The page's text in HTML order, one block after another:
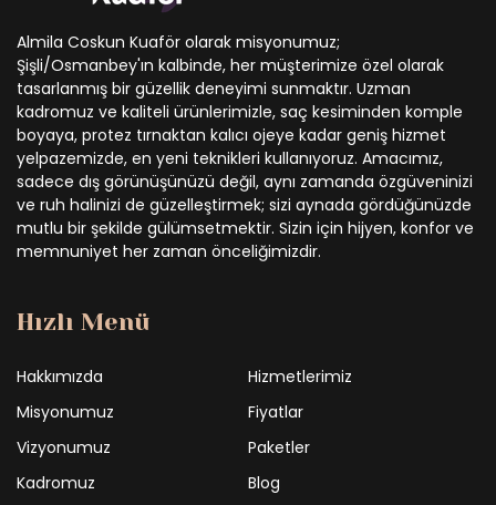
Almila Coskun Kuaför olarak misyonumuz;
Şişli/Osmanbey'ın kalbinde, her müşterimize özel olarak
tasarlanmış bir güzellik deneyimi sunmaktır. Uzman
kadromuz ve kaliteli ürünlerimizle, saç kesiminden komple
boyaya, protez tırnaktan kalıcı ojeye kadar geniş hizmet
yelpazemizde, en yeni teknikleri kullanıyoruz. Amacımız,
sadece dış görünüşünüzü değil, aynı zamanda özgüveninizi
ve ruh halinizi de güzelleştirmek; sizi aynada gördüğünüzde
mutlu bir şekilde gülümsetmektir. Sizin için hijyen, konfor ve
memnuniyet her zaman önceliğimizdir.
Hızlı Menü
Hakkımızda
Hizmetlerimiz
Misyonumuz
Fiyatlar
Vizyonumuz
Paketler
Kadromuz
Blog